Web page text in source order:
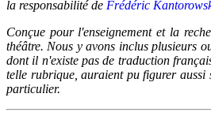
la responsabilité de Frédéric
Conçue pour l'enseignement et la
théâtre. Nous y avons inclus plusieurs
dont il n'existe pas de traduction
telle rubrique, auraient pu figurer aussi
particulier.